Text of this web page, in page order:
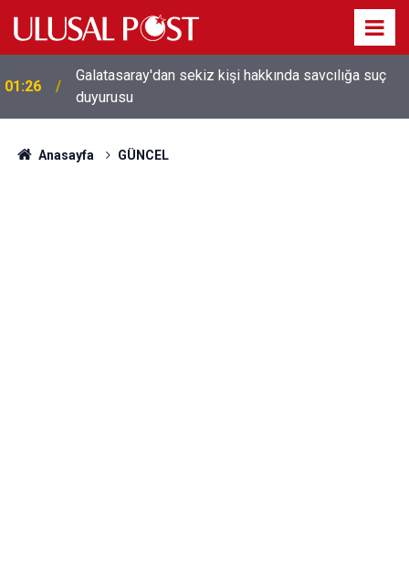
01:26
Galatasaray'dan sekiz kişi hakkında savcılığa suç
duyurusu
Anasayfa GÜNCEL